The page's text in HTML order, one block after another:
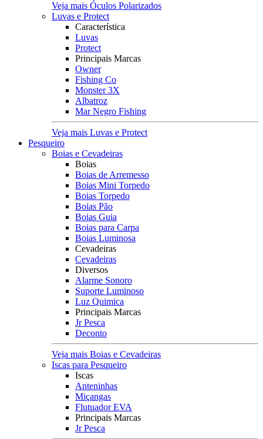
Veja mais Óculos Polarizados
Luvas e Protect
Característica
Luvas
Protect
Principais Marcas
Owner
Fishing Co
Monster 3X
Albatroz
Mar Negro Fishing
Veja mais Luvas e Protect
Pesqueiro
Boias e Cevadeiras
Boias
Boias de Arremesso
Boias Mini Torpedo
Boias Torpedo
Boias Pão
Boias Guia
Boias para Carpa
Boias Luminosa
Cevadeiras
Cevadeiras
Diversos
Alarme Sonoro
Suporte Luminoso
Luz Quimica
Principais Marcas
Jr Pesca
Deconto
Veja mais Boias e Cevadeiras
Iscas para Pesqueiro
Iscas
Anteninhas
Miçangas
Flutuador EVA
Principais Marcas
Jr Pesca